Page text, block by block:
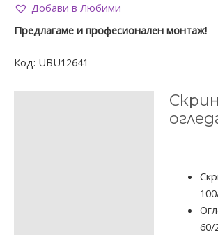
Добави в Любими
Предлагаме и професионален монтаж!
Код: UBU12641
60/